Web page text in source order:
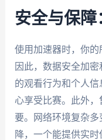
安全与保
使用加速器时，你的
因此，数据安全加
的观看行为和个人
心享受比赛。此外
要。网络环境复杂
降，一个能提供实